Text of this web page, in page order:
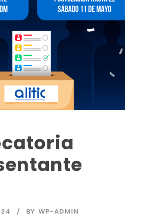
BY WP-ADMIN